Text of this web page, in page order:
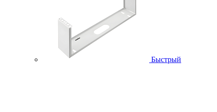
Быстрый